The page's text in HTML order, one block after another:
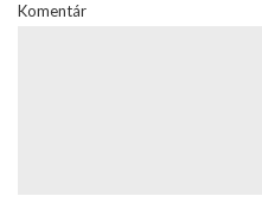
Komentár